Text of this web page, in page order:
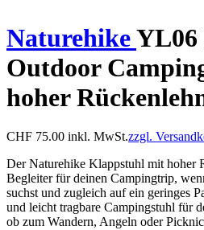
NaturehikeYL06
Outdoor
hoher
CHF 75.00 inkl. MwSt.zzgl.
Der Naturehike Klappstuhl mit hoher
Begleiter für deinen Campingtrip,
suchst und zugleich auf ein geringes
und leicht tragbare Campingstuhl für
ob zum Wandern, Angeln oder